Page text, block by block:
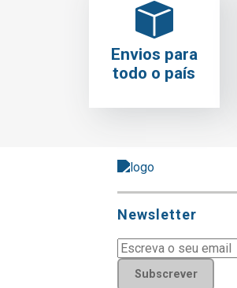
Envios para
todo o país
Newsletter
Subscrever